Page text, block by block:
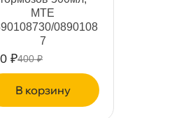
MTE
0890108
7
₽400 ₽
корзину